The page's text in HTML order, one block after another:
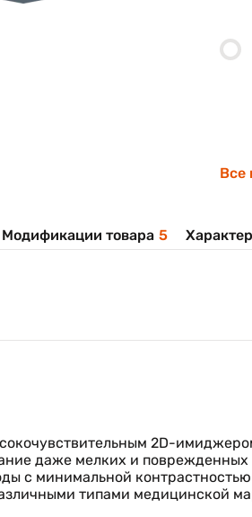
Все
Модификации товара 5
2D-
даже мелких и
с минимальной
типами медицинской